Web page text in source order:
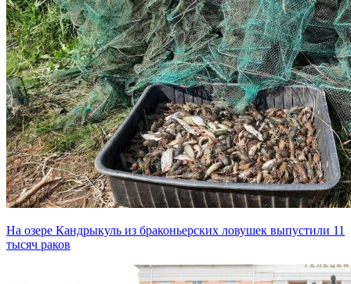
На озере Кандрыкуль из браконьерских ловушек выпустили 11
тысяч раков